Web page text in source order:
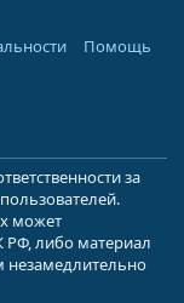
Помощь
за
может
РФ, либо материал